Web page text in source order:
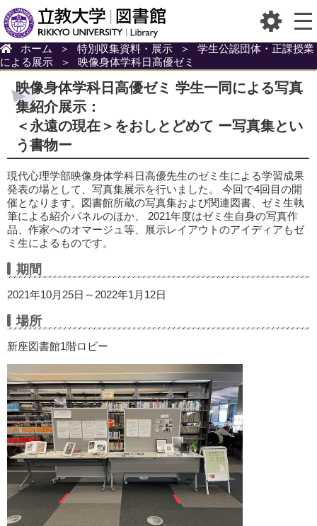
ホーム ＞ 特別収集資料・展示 ＞
学生公認団体・正課授業
による展示
＞ 映像身体学科日高優ゼミ
映像身体学科日高優ゼミ 学生一同による写真
集紹介展示：
＜永遠の現在＞をおしとどめて ー写真集とい
う書物ー
現代心理学部映像身体学科日高優先生のゼミ生による学習成果
発表の場として、写真集展示を行いました。 今回で4回目の開
催となります。図書館所蔵の写真集および関連図書、ゼミ生執
筆による紹介パネルのほか、 2021年度はゼミ生自身の写真作
品、作家へのオマージュ等、展示レイアウトのアイディアもゼ
ミ生によるものです。
期間
2021年10月25日～2022年1月12日
場所
新座図書館1階ロビー